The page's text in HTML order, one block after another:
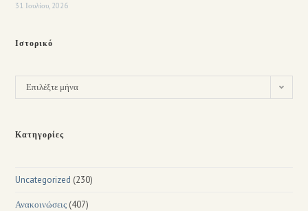
31 Ιουλίου, 2026
Ιστορικό
Επιλέξτε μήνα
Κατηγορίες
Uncategorized (230)
Ανακοινώσεις (407)